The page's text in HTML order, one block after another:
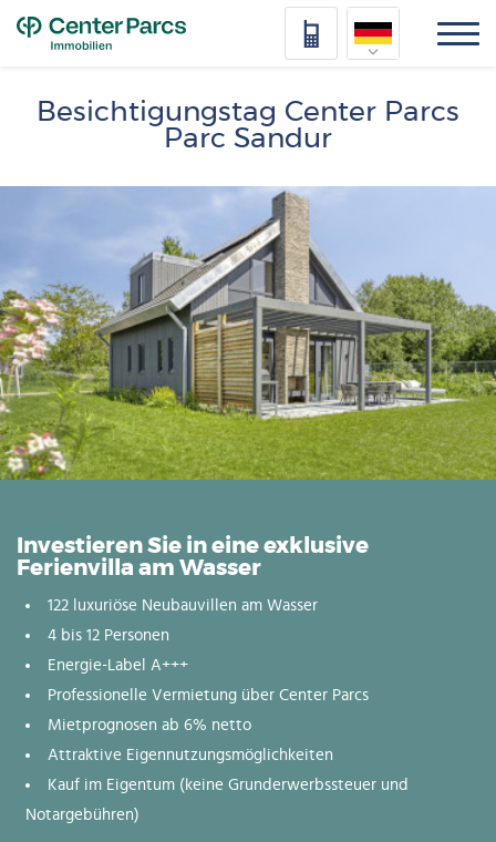
Deutsch
Français
Besichtigungstag Center Parcs
Parc Sandur
Investieren Sie in eine exklusive
Ferienvilla am Wasser
122 luxuriöse Neubauvillen am Wasser
4 bis 12 Personen
Energie-Label A+++
Professionelle Vermietung über Center Parcs
Mietprognosen ab 6% netto
Attraktive Eigennutzungsmöglichkeiten
Kauf im Eigentum (keine Grunderwerbssteuer und
Notargebühren)